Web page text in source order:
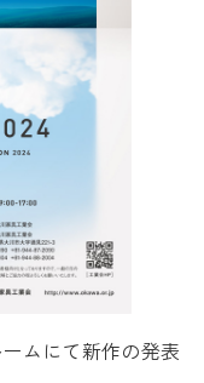
ムにて新作の発表